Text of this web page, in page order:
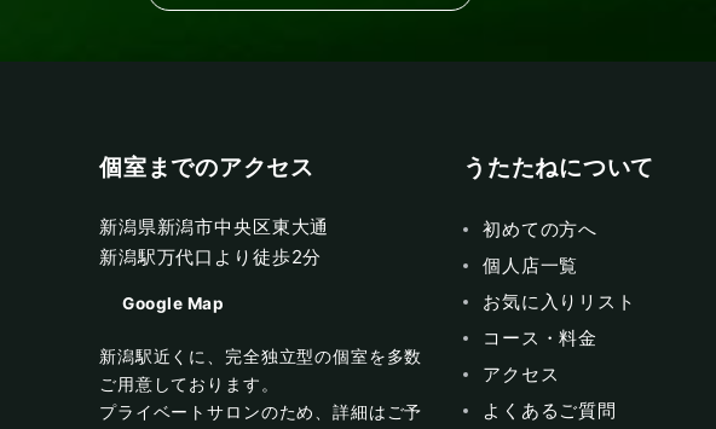
個室までのアクセス
新潟県新潟市中央区東大通
新潟駅万代口より徒歩2分
Google Map
新潟駅近くに、完全独立型の個室を多数
ご用意しております。
プライベートサロンのため、詳細はご予
うたたねについて
初めての方へ
個人店一覧
お気に入りリスト
コース・料金
アクセス
よくあるご質問